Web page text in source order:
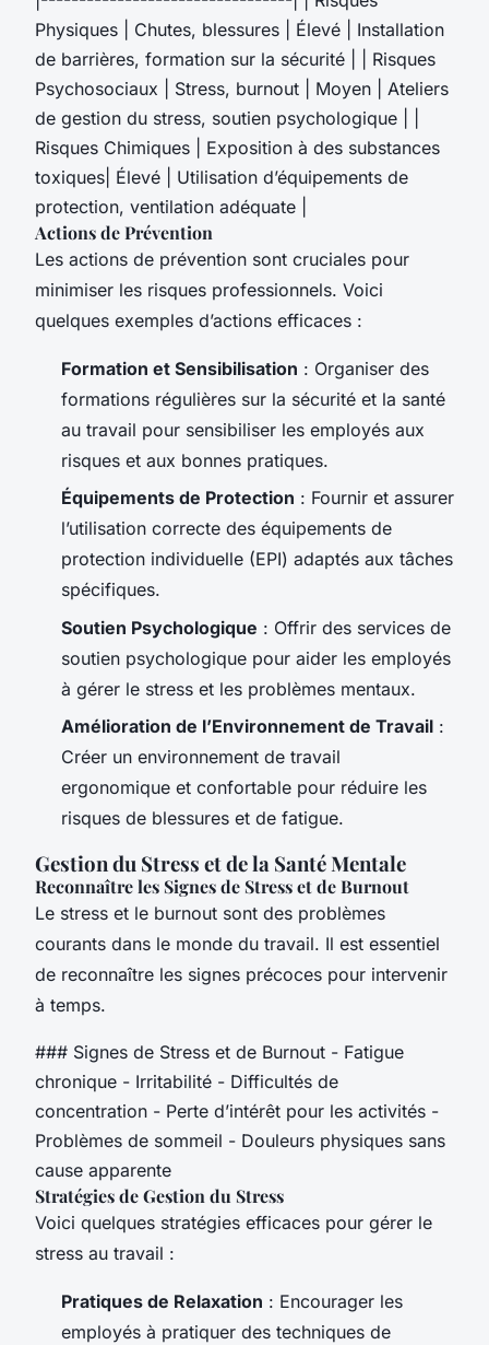
Physiques | Chutes, blessures | Élevé | Installation
de barrières, formation sur la sécurité | | Risques
Psychosociaux | Stress, burnout | Moyen | Ateliers
de gestion du stress, soutien psychologique | |
Risques Chimiques | Exposition à des substances
toxiques| Élevé | Utilisation d’équipements de
protection, ventilation adéquate |
Actions de Prévention
Les actions de prévention sont cruciales pour
minimiser les risques professionnels. Voici
quelques exemples d’actions efficaces :
Formation et Sensibilisation : Organiser des
formations régulières sur la sécurité et la santé
au travail pour sensibiliser les employés aux
risques et aux bonnes pratiques.
Équipements de Protection : Fournir et assurer
l’utilisation correcte des équipements de
protection individuelle (EPI) adaptés aux tâches
spécifiques.
Soutien Psychologique : Offrir des services de
soutien psychologique pour aider les employés
à gérer le stress et les problèmes mentaux.
Amélioration de l’Environnement de Travail :
Créer un environnement de travail
ergonomique et confortable pour réduire les
risques de blessures et de fatigue.
Gestion du Stress et de la Santé Mentale
Reconnaître les Signes de Stress et de Burnout
Le stress et le burnout sont des problèmes
courants dans le monde du travail. Il est essentiel
de reconnaître les signes précoces pour intervenir
à temps.
### Signes de Stress et de Burnout - Fatigue
chronique - Irritabilité - Difficultés de
concentration - Perte d’intérêt pour les activités -
Problèmes de sommeil - Douleurs physiques sans
cause apparente
Stratégies de Gestion du Stress
Voici quelques stratégies efficaces pour gérer le
stress au travail :
Pratiques de Relaxation : Encourager les
employés à pratiquer des techniques de